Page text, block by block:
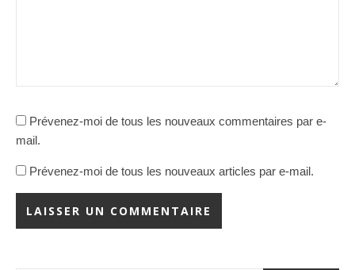
Prévenez-moi de tous les nouveaux commentaires par e-
mail.
Prévenez-moi de tous les nouveaux articles par e-mail.